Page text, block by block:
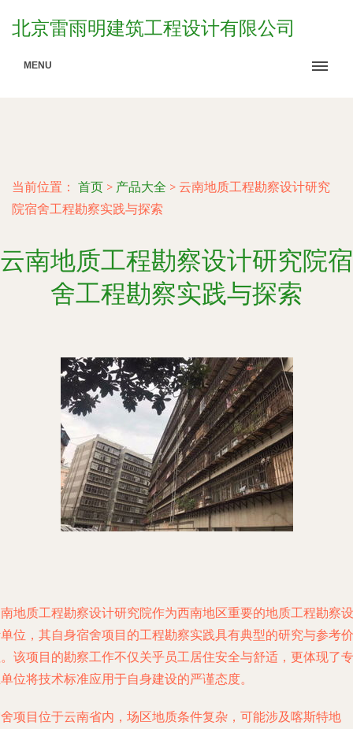
北京雷雨明建筑工程设计有限公司
MENU
当前位置： 首页 > 产品大全 > 云南地质工程勘察设计研究
院宿舍工程勘察实践与探索
云南地质工程勘察设计研究院宿
舍工程勘察实践与探索
地质工程勘察设计研究院作为西南地区重要的地质工程勘察设
位，其自身宿舍项目的工程勘察实践具有典型的研究与参考价
该项目的勘察工作不仅关乎员工居住安全与舒适，更体现了专
位将技术标准应用于自身建设的严谨态度。
项目位于云南省内，场区地质条件复杂，可能涉及喀斯特地